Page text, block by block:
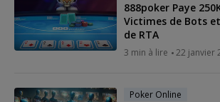
888poker Paye
Victimes de Bots
de RTA
3 min à lire 22 janvier
Poker Online